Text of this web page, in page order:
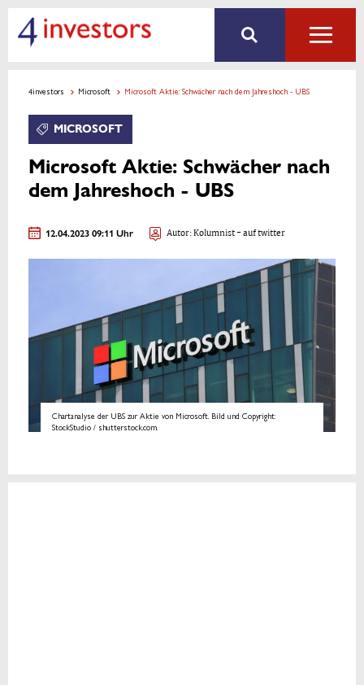
4investors Microsoft Microsoft Aktie: Schwächer nach dem Jahreshoch - UBS
MICROSOFT
Microsoft Aktie: Schwächer nach
dem Jahreshoch - UBS
12.04.2023 09:11 Uhr Autor:Kolumnist- auf twitter
Chartanalyse der UBS zur Aktie von Microsoft. Bild und Copyright:
StockStudio / shutterstock.com.